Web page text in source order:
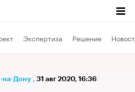
Экспертиза Решение
на-Дону , 31 авг 2020, 16:36